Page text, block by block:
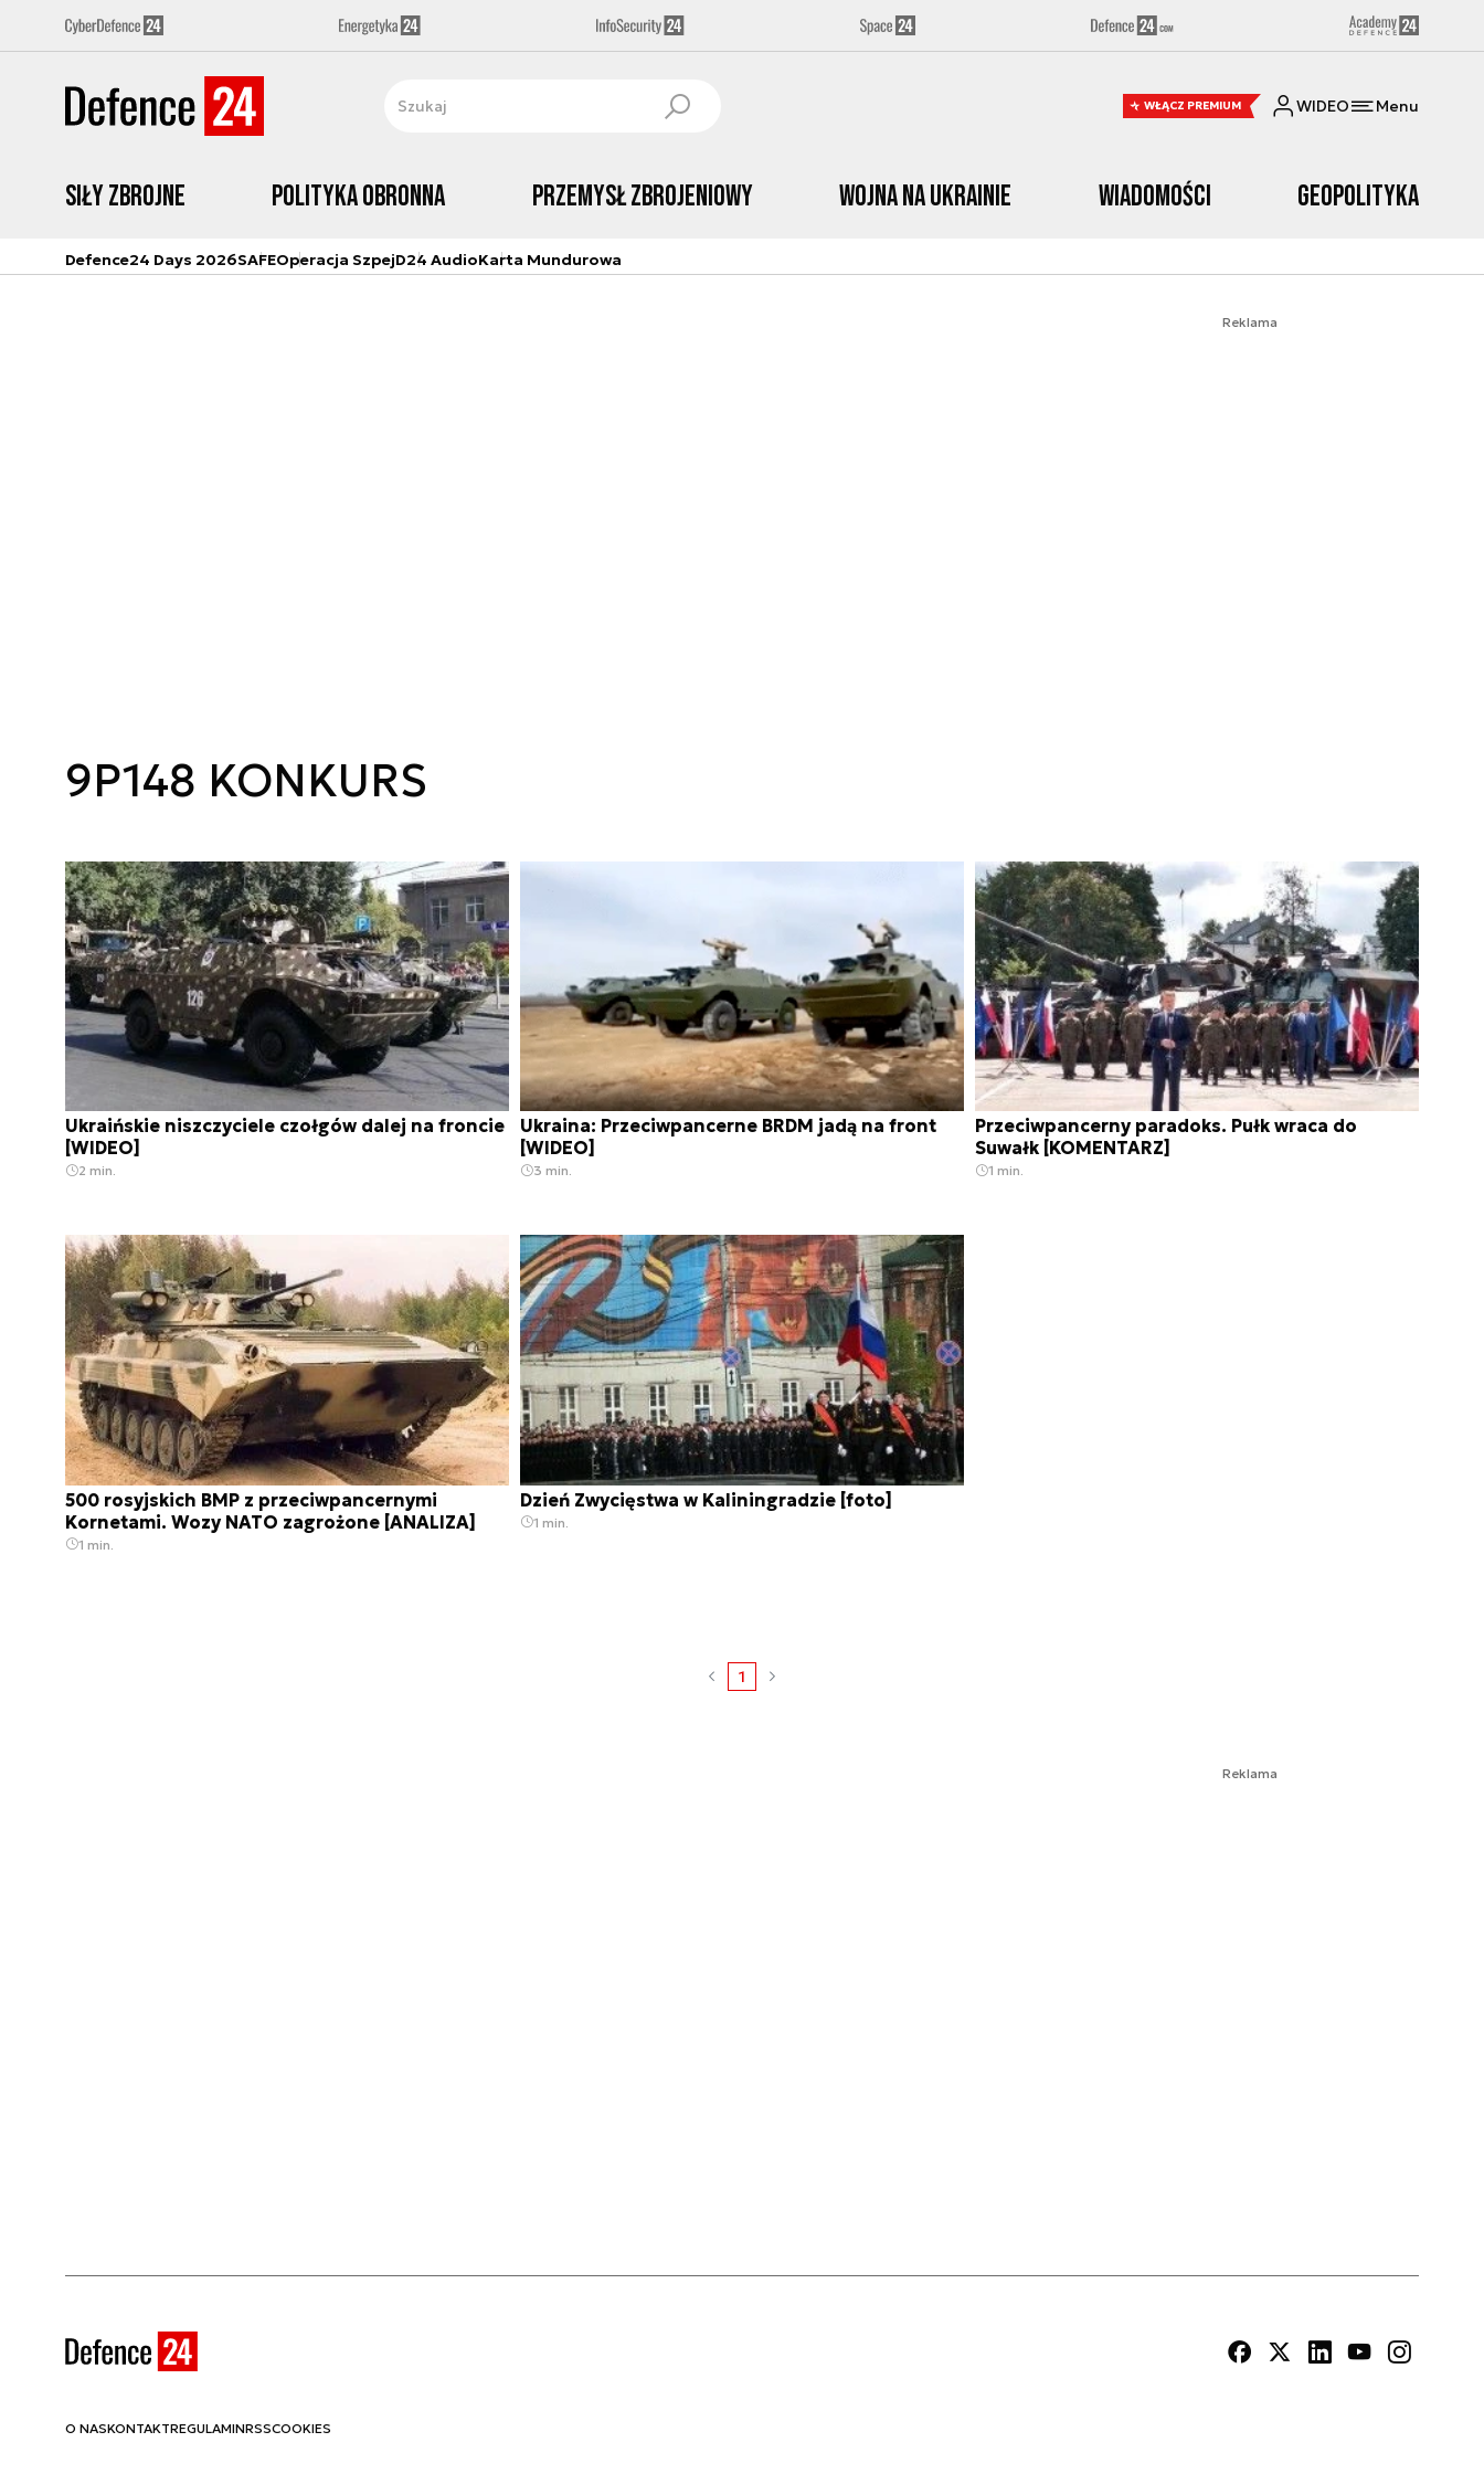
WŁĄCZ PREMIUM WIDEO Menu
Siły zbrojne Polityka obronna Przemysł Zbrojeniowy Wojna na Ukrainie Wiadomości Geopolityka
Defence24 Days 2026SAFEOperacja SzpejD24 AudioKarta Mundurowa
Reklama
9P148 KONKURS
Ukraińskie niszczyciele czołgów dalej na froncie
[WIDEO]
2 min.
Ukraina: Przeciwpancerne BRDM jadą na front
[WIDEO]
3 min.
Przeciwpancerny paradoks. Pułk wraca do
Suwałk [KOMENTARZ]
1 min.
500 rosyjskich BMP z przeciwpancernymi
Kornetami. Wozy NATO zagrożone [ANALIZA]
1 min.
Dzień Zwycięstwa w Kaliningradzie [foto]
1 min.
1
Reklama
O NASKONTAKTREGULAMINRSSCOOKIES